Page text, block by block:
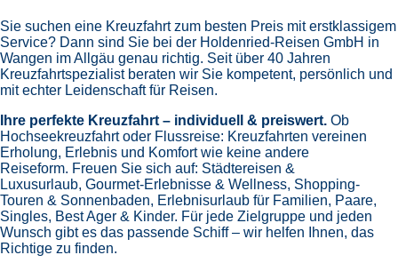
Sie suchen eine Kreuzfahrt zum besten Preis mit erstklassigem
Service? Dann sind Sie bei der Holdenried-Reisen GmbH in
Wangen im Allgäu genau richtig. Seit über 40 Jahren
Kreuzfahrtspezialist beraten wir Sie kompetent, persönlich und
mit echter Leidenschaft für Reisen.
Ihre perfekte Kreuzfahrt – individuell & preiswert. Ob
Hochseekreuzfahrt oder Flussreise: Kreuzfahrten vereinen
Erholung, Erlebnis und Komfort wie keine andere
Reiseform. Freuen Sie sich auf: Städtereisen &
Luxusurlaub, Gourmet-Erlebnisse & Wellness, Shopping-
Touren & Sonnenbaden, Erlebnisurlaub für Familien, Paare,
Singles, Best Ager & Kinder. Für jede Zielgruppe und jeden
Wunsch gibt es das passende Schiff – wir helfen Ihnen, das
Richtige zu finden.